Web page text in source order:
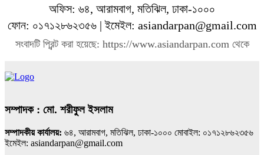
অফিস: ৬৪, আরামবাগ, মতিঝিল, ঢাকা-১০০০
ফোন: ০১৭১২৮৬২৩৫৬ | ইমেইল: asiandarpan@gmail.com
সংবাদটি প্রিন্ট করা হয়েছে: https://www.asiandarpan.com থেকে
সম্পাদক : মো. শরীফুল ইসলাম
সম্পাদকীয় কার্যালয়: ৬৪, আরামবাগ, মতিঝিল, ঢাকা-১০০০ মোবাইল: ০১৭১২৮৬২৩৫৬
ইমেইল: asiandarpan@gmail.com